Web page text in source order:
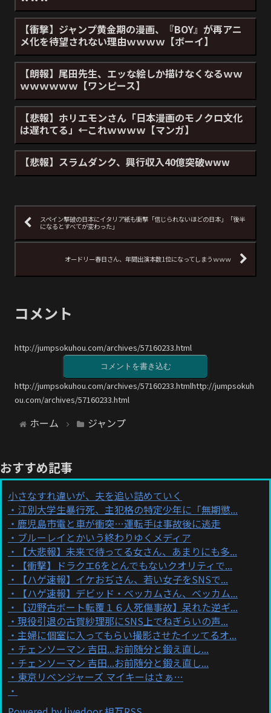
【衝撃】ジャンプ黄金期の漫画、『BOY』が再アニ
メ化を待望されない理由ｗｗｗｗ【ボーイ】
【朗報】尾田先生、エッな絵しか描けなくなるｗｗ
ｗｗｗｗｗｗ【ワンピース】
【悲報】ホリエモンさん「日本漫画のモノクロ文化
は遅れてる」←これｗｗｗｗ【マンガ】
【悲報】スラムダンク、興行収入40億突破www
スペイン撃破の日本にイタリア紙も衝撃「信じられないほどの日本」「後半
になるとすべてが変わった」
オードリー春日さん、年間出演本数1位になってしまうｗｗｗ
コメント
http://jumpsokuhou.com/archives/57160233.html
コメントを書き込む
http://jumpsokuhou.com/archives/57160233.htmlhttp://jumpsokuh
ou.com/archives/57160233.html
ホーム ジャンプ
おすすめ記事
小さなすれ違いが、夫を追い詰めていく
江別大学生暴行死、主犯格の特定少年に「無期懲...
鹿児島市電と車が衝突…運転手は事故後に逃走
ブルーレイとかいう終わりゆくメディア
【大悲報】未来で待ってる女さん、あまりにも多...
【衝撃】ドラクエ6をとんでもないクオリティで...
【ハゲ速報】イケおぢさん、若い女子をSNSで...
【ハゲ速報】デビッド・ベッカムさん、ベッカム...
【辺野古ボート転覆１６人死傷事故】呆れた逆ギ...
現役引退の古賀紗理那にSNS上でねぎらいの声...
主婦に個室に入ってもらい撮影させたイッてるオ...
チェンソーマン 吉田...お前随分と鍛え直し...
チェンソーマン 吉田...お前随分と鍛え直し...
東京リベンジャーズ マイキーはさぁ…